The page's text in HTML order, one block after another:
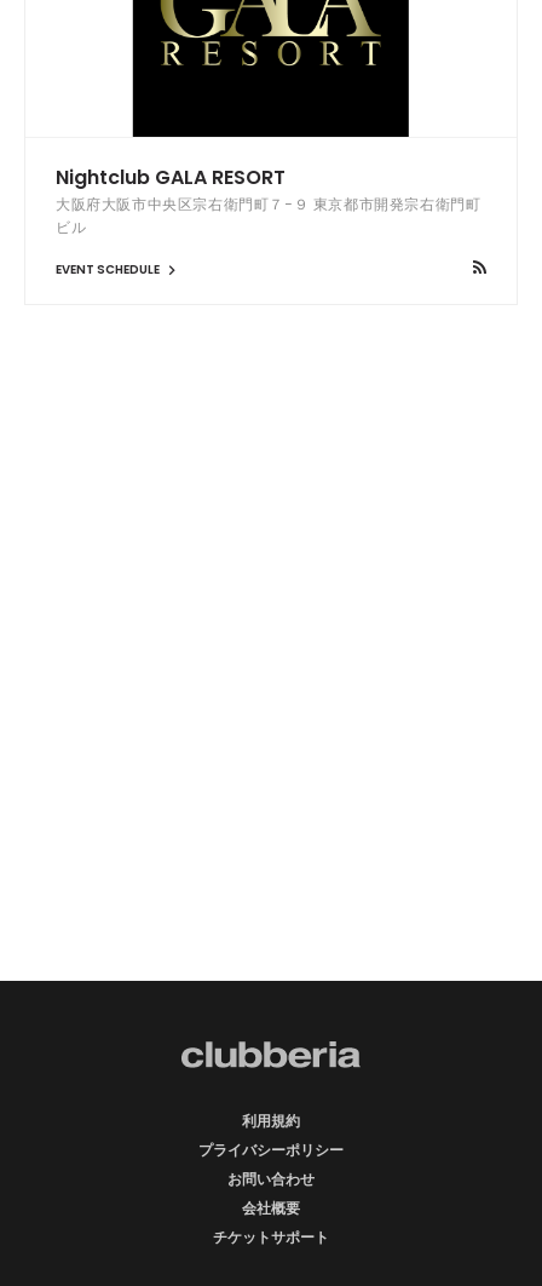
Nightclub GALA RESORT
大阪府大阪市中央区宗右衛門町７−９ 東京都市開発宗右衛門町
ビル
EVENT SCHEDULE
利用規約
プライバシーポリシー
お問い合わせ
会社概要
チケットサポート